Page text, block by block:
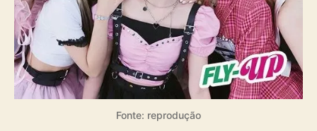
Fonte: reprodução